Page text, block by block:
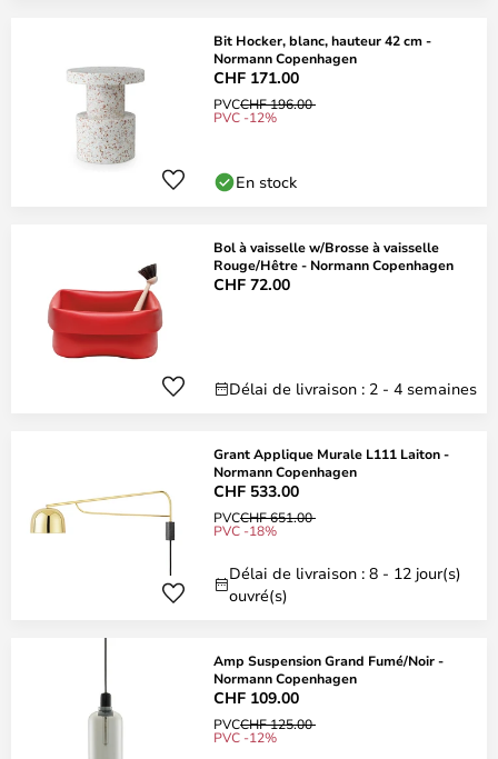
Bit Hocker, blanc, hauteur 42 cm -
Normann Copenhagen
CHF 171.00
PVCCHF 196.00
PVC -12%
En stock
Bol à vaisselle w/Brosse à vaisselle
Rouge/Hêtre - Normann Copenhagen
CHF 72.00
Délai de livraison : 2 - 4 semaines
Grant Applique Murale L111 Laiton -
Normann Copenhagen
CHF 533.00
PVCCHF 651.00
PVC -18%
Délai de livraison : 8 - 12 jour(s)
ouvré(s)
Amp Suspension Grand Fumé/Noir -
Normann Copenhagen
CHF 109.00
PVCCHF 125.00
PVC -12%